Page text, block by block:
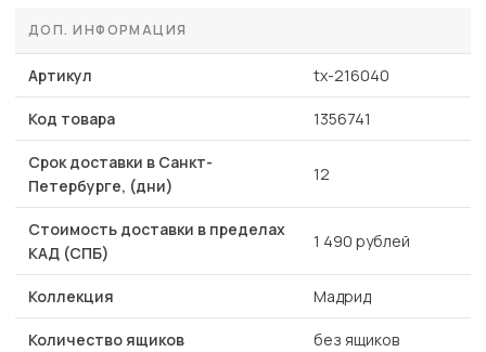
ДОП. ИНФОРМАЦИЯ
Артикул tx-216040
Код товара 1356741
Срок доставки в Санкт-
Петербурге, (дни)
12
Стоимость доставки в пределах
КАД (СПБ)
1 490 рублей
Коллекция Мадрид
Количество ящиков без ящиков